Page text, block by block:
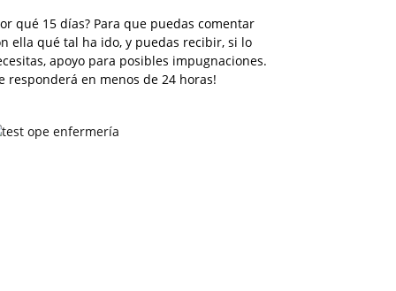
qué 15 días? Para que puedas comentar
ella qué tal ha ido, y puedas recibir, si lo
apoyo para posibles impugnaciones.
responderá en menos de 24 horas!